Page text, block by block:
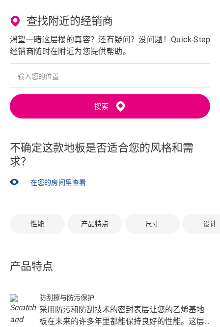
查找附近的经销商
渴望一睹这层楼的真容？还有疑问？没问题！Quick-Step
经销商随时在附近为您提供帮助。
搜索
不确定这款地板是否适合您的风格和需
求？
在您的房间里查看
性能 产品特点 尺寸 设计
产品特点
防刮擦与防污保护
采用防污和防刮技术的密封表层让您的乙烯基地
板在未来的许多年里都能保持良好的性能。这层